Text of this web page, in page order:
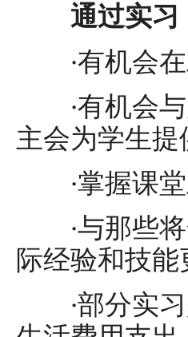
通过实习
·有机会在
·有机会与
主会为学生
·掌握课堂
·与那些将
际经验和技
·部分实习